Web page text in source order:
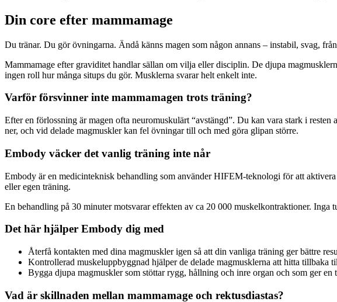
Din core efter mammamage
Du tränar. Du gör övningarna. Ändå känns magen som någon annans – instabil, svag,
Mammamage efter graviditet handlar sällan om vilja eller disciplin. De djupa
ingen roll hur många situps du gör. Musklerna svarar helt enkelt inte.
Varför försvinner inte mammamagen trots träning?
Efter en förlossning är magen ofta neuromuskulärt “avstängd”. Du kan vara stark i
ner, och vid delade magmuskler kan fel övningar till och med göra glipan större.
Embody väcker det vanlig träning inte når
Embody är en medicinteknisk behandling som använder HIFEM-teknologi för att
eller egen träning.
En behandling på 30 minuter motsvarar effekten av ca 20 000 muskelkontraktioner.
Det här hjälper Embody dig med
Återfå kontakten med dina magmuskler igen så att din vanliga träning ger bättre
Kontrollerad muskeluppbyggnad hjälper de delade magmusklerna att hitta tillbaka
Bygga djupa magmuskler som stöttar rygg, hållning och inre organ och som ger en
Vad är skillnaden mellan mammamage och rektusdiastas?